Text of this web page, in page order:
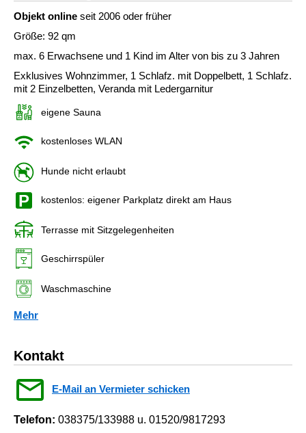
Objekt online seit 2006 oder früher
Größe: 92 qm
max. 6 Erwachsene und 1 Kind im Alter von bis zu 3 Jahren
Exklusives Wohnzimmer, 1 Schlafz. mit Doppelbett, 1 Schlafz.
mit 2 Einzelbetten, Veranda mit Ledergarnitur
eigene Sauna
kostenloses WLAN
Hunde nicht erlaubt
kostenlos: eigener Parkplatz direkt am Haus
Terrasse mit Sitzgelegenheiten
Geschirrspüler
Waschmaschine
Mehr
Kontakt
E-Mail an Vermieter schicken
Telefon: 038375/133988 u. 01520/9817293